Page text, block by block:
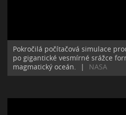
Pokročilá počítačová simulace
po gigantické vesmírné srážce
magmatický oceán.
| NASA